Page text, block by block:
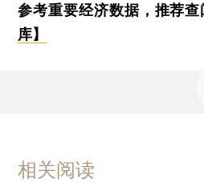
参考重要经济数据，推荐查
库】
相关阅读